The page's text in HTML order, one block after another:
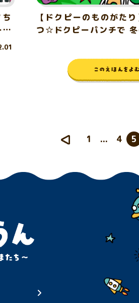
【ドクピーのものがた
つ☆ドクピーパンチで
1 ... 4 5